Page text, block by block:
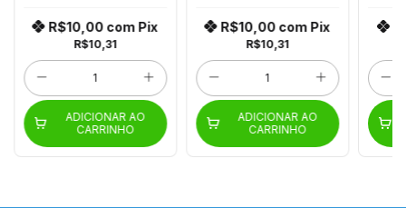
R$10,31
R$10,00 com Pix
ADICIONAR AO
CARRINHO
R$10,31
R$10,00 com Pix
ADICIONAR AO
CARRINHO